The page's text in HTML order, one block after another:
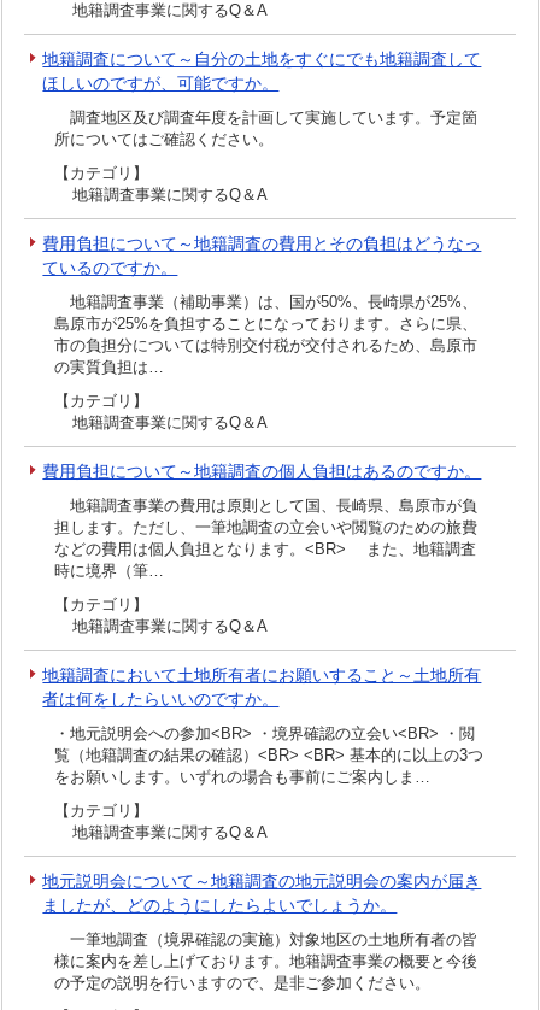
地籍調査事業に関するQ＆A
地籍調査について～自分の土地をすぐにでも地籍調査して
ほしいのですが、可能ですか。
調査地区及び調査年度を計画して実施しています。予定箇
所についてはご確認ください。
【カテゴリ】
地籍調査事業に関するQ＆A
費用負担について～地籍調査の費用とその負担はどうなっ
ているのですか。
地籍調査事業（補助事業）は、国が50%、長崎県が25%、
島原市が25%を負担することになっております。さらに県、
市の負担分については特別交付税が交付されるため、島原市
の実質負担は…
【カテゴリ】
地籍調査事業に関するQ＆A
費用負担について～地籍調査の個人負担はあるのですか。
地籍調査事業の費用は原則として国、長崎県、島原市が負
担します。ただし、一筆地調査の立会いや閲覧のための旅費
などの費用は個人負担となります。<BR> また、地籍調査
時に境界（筆…
【カテゴリ】
地籍調査事業に関するQ＆A
地籍調査において土地所有者にお願いすること～土地所有
者は何をしたらいいのですか。
・地元説明会への参加<BR> ・境界確認の立会い<BR> ・閲
覧（地籍調査の結果の確認）<BR> <BR> 基本的に以上の3つ
をお願いします。いずれの場合も事前にご案内しま…
【カテゴリ】
地籍調査事業に関するQ＆A
地元説明会について～地籍調査の地元説明会の案内が届き
ましたが、どのようにしたらよいでしょうか。
一筆地調査（境界確認の実施）対象地区の土地所有者の皆
様に案内を差し上げております。地籍調査事業の概要と今後
の予定の説明を行いますので、是非ご参加ください。